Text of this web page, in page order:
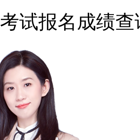
考试报名 成绩查